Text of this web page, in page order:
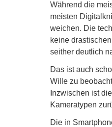
Während die
meisten
weichen. Die
keine
seither deutlich
Das ist auch
Wille zu
Inzwischen ist
Kameratypen
Die in